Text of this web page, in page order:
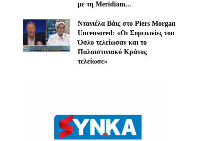
με τη Meridiam...
Ντανιέλα Βάις στο Piers Morgan
Uncensored: «Οι Συμφωνίες του
Όσλο τελείωσαν και το
Παλαιστινιακό Κράτος
τελείωσε»